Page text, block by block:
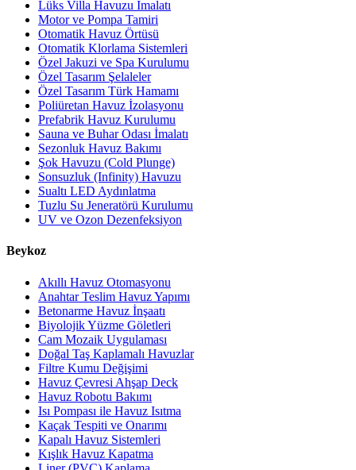
Lüks Villa Havuzu İmalatı
Motor ve Pompa Tamiri
Otomatik Havuz Örtüsü
Otomatik Klorlama Sistemleri
Özel Jakuzi ve Spa Kurulumu
Özel Tasarım Şelaleler
Özel Tasarım Türk Hamamı
Poliüretan Havuz İzolasyonu
Prefabrik Havuz Kurulumu
Sauna ve Buhar Odası İmalatı
Sezonluk Havuz Bakımı
Şok Havuzu (Cold Plunge)
Sonsuzluk (Infinity) Havuzu
Sualtı LED Aydınlatma
Tuzlu Su Jeneratörü Kurulumu
UV ve Ozon Dezenfeksiyon
Beykoz
Akıllı Havuz Otomasyonu
Anahtar Teslim Havuz Yapımı
Betonarme Havuz İnşaatı
Biyolojik Yüzme Göletleri
Cam Mozaik Uygulaması
Doğal Taş Kaplamalı Havuzlar
Filtre Kumu Değişimi
Havuz Çevresi Ahşap Deck
Havuz Robotu Bakımı
Isı Pompası ile Havuz Isıtma
Kaçak Tespiti ve Onarımı
Kapalı Havuz Sistemleri
Kışlık Havuz Kapatma